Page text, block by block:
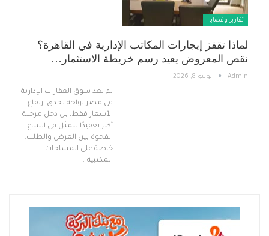
تقارير وقضايا ​
لماذا تقفز إيجارات المكاتب الإدارية في القاهرة؟
نقص المعروض يعيد رسم خريطة الاستثمار…
Admin يوليو 8, 2026
لم يعد سوق العقارات الإدارية
في مصر يواجه تحدي ارتفاع
الأسعار فقط، بل دخل مرحلة
أكثر تعقيدًا تتمثل في اتساع
الفجوة بين العرض والطلب،
خاصة على المساحات
المكتبية…